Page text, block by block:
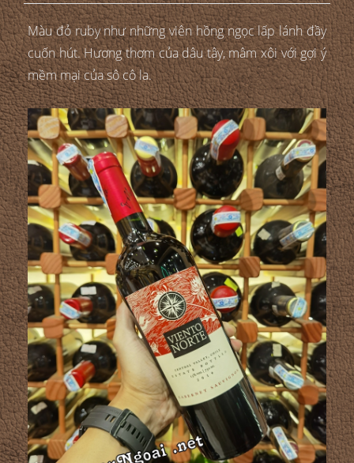
Màu đỏ ruby như những viên hồng ngọc lấp lánh đầy
cuốn hút. Hương thơm của dâu tây, mâm xôi với gợi ý
mềm mại của sô cô la.